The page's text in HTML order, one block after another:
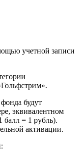
учетной записи
будут
эквивалентном
балл = 1 рубль).
активации.